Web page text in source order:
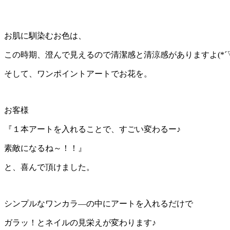
お肌に馴染むお色は、
この時期、澄んで見えるので清潔感と清涼感がありますよ
そして、ワンポイントアートでお花を。
お客様
『１本アートを入れることで、すごい変わるー♪
素敵になるね～！！』
と、喜んで頂けました。
シンプルなワンカラ―の中にアートを入れるだけで
ガラッ！とネイルの見栄えが変わります♪